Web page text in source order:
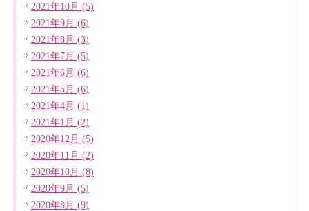
2021年10月 (5)
2021年9月 (6)
2021年8月 (3)
2021年7月 (5)
2021年6月 (6)
2021年5月 (6)
2021年4月 (1)
2021年1月 (2)
2020年12月 (5)
2020年11月 (2)
2020年10月 (8)
2020年9月 (5)
2020年8月 (9)